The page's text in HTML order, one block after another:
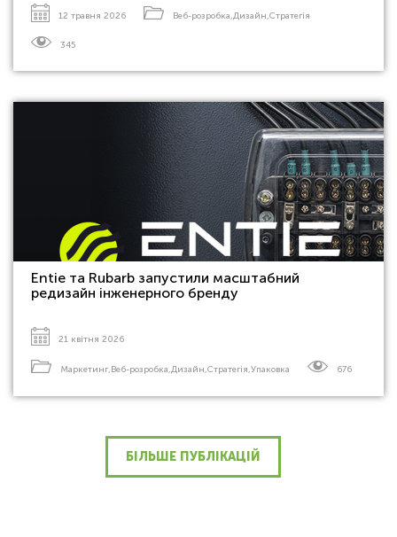
12 травня 2026 Веб-розробка,Дизайн,Стратегія
345
Entie та Rubarb запустили масштабний
редизайн інженерного бренду
21 квітня 2026
Маркетинг,Веб-розробка,Дизайн,Стратегія,Упаковка 676
БІЛЬШЕ ПУБЛІКАЦІЙ